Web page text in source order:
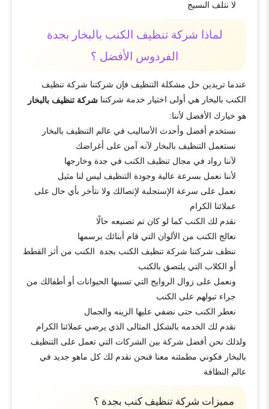
لا نتلف النسيج
لماذا شركة تنظيف الكنب بالبخار بجدة
الفردوس الأفضل ؟
عندما تريدين حل مشكلة التنظيف فإن شركتنا شركة تنظيف
الكنب بالبخار هي أولى اختيار خدمة شركتنا شركة تنظيف بالبخار
هو خيارك الأفضل لأننا:
نستخدم أفضل وأحدث الأساليب في عالم التنظيف بالبخار
نستعمل التنظيف بالبخار لآنه آمن على أغراضك
لآننا رواد في مجال تنظيف الكنب في جدة وخارجها
لأننا نعمل بسرعة عالية وجودة التنظيف ليس لنا مثيل
نعمل على سرعة الإستجلبة لإتصالك ولا نتأخر بأي حال على
عملائنا الكرام
نقدم لك الكنب كما لو كان تم تصنيعه حالًا
نعالج الكنب من الألوان التي قام أبنائك برسمها
ننظف شركتنا شركة تنظيف الكنب بجدة الكنب من أثر القطط
أو الكلاب التي يلتصق بالكنب
ونعمل على زوال الروايح التي تسببها الحيوانات أو أطفالك من
جراء تبولهم على الكنب
نعطر الكنب حتى نضفي عليها الزينه والجمال
نقدم لك الخدمه بالشكل المثالى الذي يرضي عملائنا الكرام
ولذلك نحن أفضل شركة بين الشركات التي تعمل على التنظيف
بالبخار فكوني مطمئنه معنا فنحن نقدم لك كل ماهو جديد في
عالم النظافة
مميزات شركة تنظيف كنب بجدة ؟